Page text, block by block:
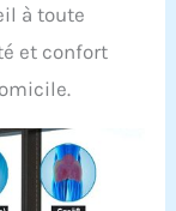
à toute
et confort